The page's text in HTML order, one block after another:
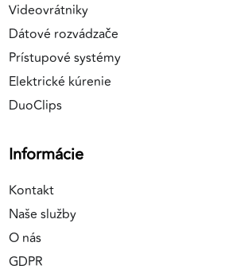
Videovrátniky
Dátové rozvádzače
Prístupové systémy
Elektrické kúrenie
DuoClips
Informácie
Kontakt
Naše služby
O nás
GDPR